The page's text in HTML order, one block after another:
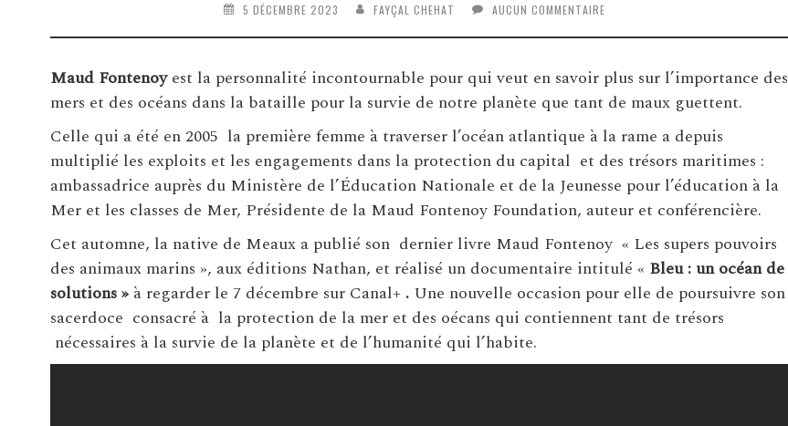
5 DÉCEMBRE 2023 FAYÇAL CHEHAT AUCUN COMMENTAIRE
Maud Fontenoyest la personnalité incontournable pour qui veut en savoir plus sur l’importance des
mers et des océans dans la bataille pour la survie de notre planète que tant de maux guettent.
Celle qui a été en 2005 la première femme à traverser l’océan atlantique à la rame a depuis
multiplié les exploits et les engagements dans la protection du capital et des trésors maritimes :
ambassadrice auprès du Ministère de l’Éducation Nationale et de la Jeunesse pour l’éducation à la
Mer et les classes de Mer, Présidente de la Maud Fontenoy Foundation, auteur et conférencière.
Cet automne, la native de Meaux a publié son dernier livre Maud Fontenoy « Les supers pouvoirs
des animaux marins », aux éditions Nathan, et réalisé un documentaire intitulé « Bleu : un océan de
solutions » à regarder le 7 décembre sur Canal+. Une nouvelle occasion pour elle de poursuivre son
sacerdoce consacré à la protection de la mer et des oécans qui contiennent tant de trésors
nécessaires à la survie de la planète et de l’humanité qui l’habite.